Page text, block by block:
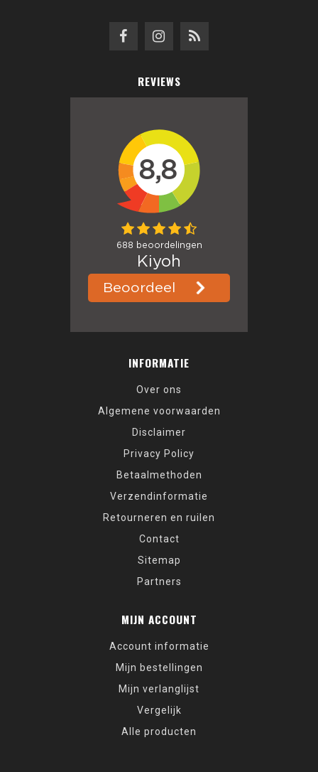
REVIEWS
INFORMATIE
Over ons
Algemene voorwaarden
Disclaimer
Privacy Policy
Betaalmethoden
Verzendinformatie
Retourneren en ruilen
Contact
Sitemap
Partners
MIJN ACCOUNT
Account informatie
Mijn bestellingen
Mijn verlanglijst
Vergelijk
Alle producten